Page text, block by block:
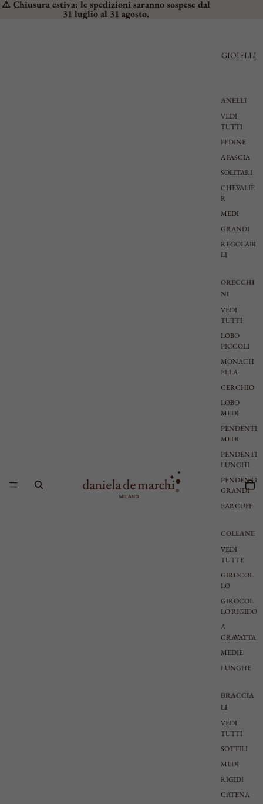
⚠️ Chiusura estiva: le spedizioni saranno sospese dal
31 luglio al 31 agosto.
GIOIELLI
ANELLI
VEDI
TUTTI
FEDINE
A FASCIA
SOLITARI
CHEVALIE
R
MEDI
GRANDI
REGOLABI
LI
ORECCHI
NI
VEDI
TUTTI
LOBO
PICCOLI
MONACH
ELLA
CERCHIO
LOBO
MEDI
PENDENTI
MEDI
PENDENTI
LUNGHI
PENDENTI
GRANDI
EARCUFF
COLLANE
VEDI
TUTTE
GIROCOL
LO
GIROCOL
LO RIGIDO
A
CRAVATTA
MEDIE
LUNGHE
BRACCIA
LI
VEDI
TUTTI
SOTTILI
MEDI
RIGIDI
CATENA